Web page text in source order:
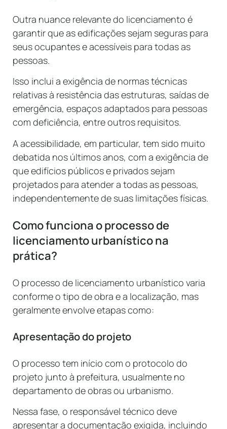
Outra nuance relevante do licenciamento é
garantir que as edificações sejam seguras para
seus ocupantes e acessíveis para todas as
pessoas.
Isso inclui a exigência de normas técnicas
relativas à resistência das estruturas, saídas de
emergência, espaços adaptados para pessoas
com deficiência, entre outros requisitos.
A acessibilidade, em particular, tem sido muito
debatida nos últimos anos, com a exigência de
que edifícios públicos e privados sejam
projetados para atender a todas as pessoas,
independentemente de suas limitações físicas.
Como funciona o processo de
licenciamento urbanístico na
prática?
O processo de licenciamento urbanístico varia
conforme o tipo de obra e a localização, mas
geralmente envolve etapas como:
Apresentação do projeto
O processo tem início com o protocolo do
projeto junto à prefeitura, usualmente no
departamento de obras ou urbanismo.
Nessa fase, o responsável técnico deve
apresentar a documentação exigida, incluindo